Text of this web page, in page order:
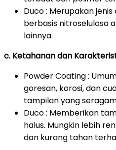
Duco : Merupakan
berbasis nitroselulosa
lainnya.
c. Ketahanan dan
Powder Coating :
goresan, korosi, dan
tampilan yang
Duco : Memberikan
halus. Mungkin lebih
dan kurang tahan